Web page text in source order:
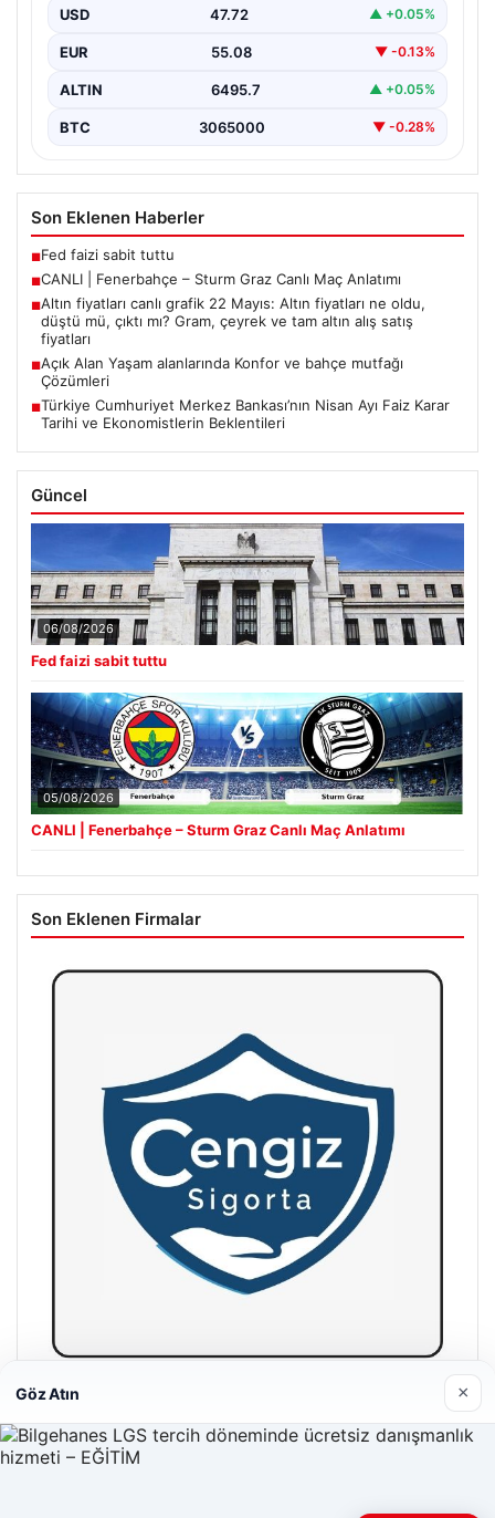
USD 47.72 ▲ +0.05%
EUR 55.08 ▼ -0.13%
ALTIN 6495.7 ▲ +0.05%
BTC 3065000 ▼ -0.28%
Son Eklenen Haberler
■Fed faizi sabit tuttu
■CANLI | Fenerbahçe – Sturm Graz Canlı Maç Anlatımı
■Altın fiyatları canlı grafik 22 Mayıs: Altın fiyatları ne oldu,
düştü mü, çıktı mı? Gram, çeyrek ve tam altın alış satış
fiyatları
■Açık Alan Yaşam alanlarında Konfor ve bahçe mutfağı
Çözümleri
■Türkiye Cumhuriyet Merkez Bankası’nın Nisan Ayı Faiz Karar
Tarihi ve Ekonomistlerin Beklentileri
Güncel
06/08/2026
Fed faizi sabit tuttu
05/08/2026
CANLI | Fenerbahçe – Sturm Graz Canlı Maç Anlatımı
Son Eklenen Firmalar
Hastaş Beton
26/05/2026
Göz Atın ×